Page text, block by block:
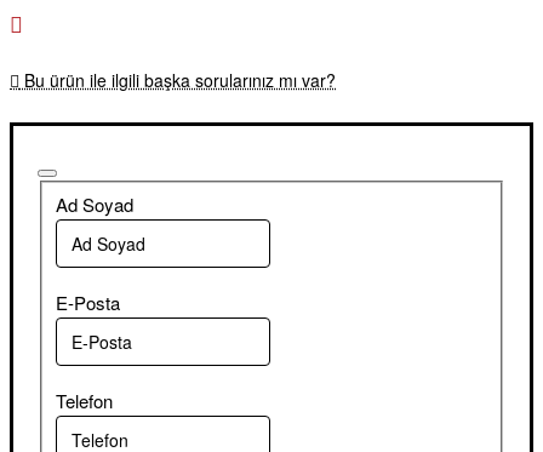
Bu ürün ile ilgili başka sorularınız mı var?
Ad Soyad
E-Posta
Telefon